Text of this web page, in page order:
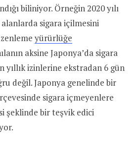
biliniyor. Örneğin 2020 yılı
alanlarda sigara içilmesini
yürürlüğe
aksine Japonya’da sigara
yıllık izinlerine ekstradan 6 gün
değil. Japonya genelinde bir
sigara içmeyenlere
şeklinde bir teşvik edici